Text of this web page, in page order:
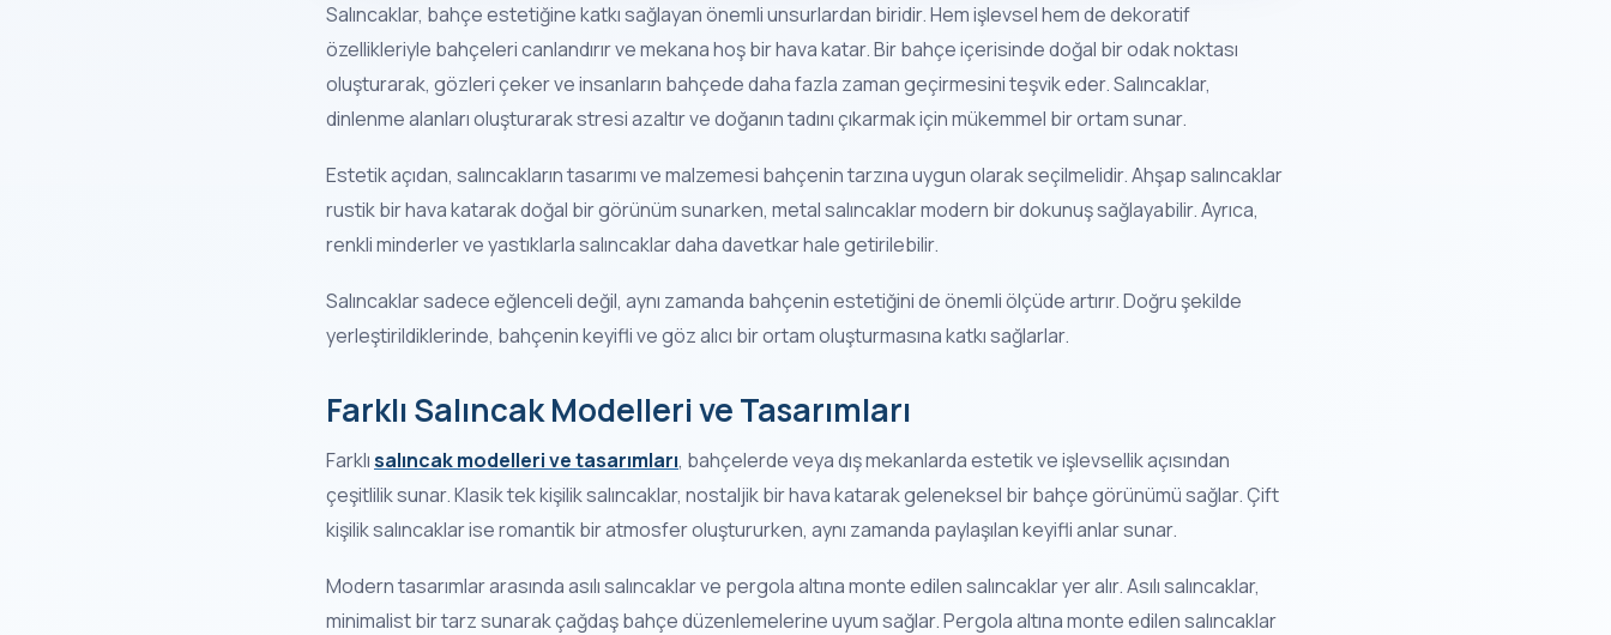
Salıncaklar, bahçe estetiğine katkı sağlayan önemli unsurlardan biridir. Hem işlevsel hem de dekoratif
özellikleriyle bahçeleri canlandırır ve mekana hoş bir hava katar. Bir bahçe içerisinde doğal bir odak noktası
oluşturarak, gözleri çeker ve insanların bahçede daha fazla zaman geçirmesini teşvik eder. Salıncaklar,
dinlenme alanları oluşturarak stresi azaltır ve doğanın tadını çıkarmak için mükemmel bir ortam sunar.
Estetik açıdan, salıncakların tasarımı ve malzemesi bahçenin tarzına uygun olarak seçilmelidir. Ahşap salıncaklar
rustik bir hava katarak doğal bir görünüm sunarken, metal salıncaklar modern bir dokunuş sağlayabilir. Ayrıca,
renkli minderler ve yastıklarla salıncaklar daha davetkar hale getirilebilir.
Salıncaklar sadece eğlenceli değil, aynı zamanda bahçenin estetiğini de önemli ölçüde artırır. Doğru şekilde
yerleştirildiklerinde, bahçenin keyifli ve göz alıcı bir ortam oluşturmasına katkı sağlarlar.
Farklı Salıncak Modelleri ve Tasarımları
Farklısalıncak modelleri ve tasarımları, bahçelerde veya dış mekanlarda estetik ve işlevsellik açısından
çeşitlilik sunar. Klasik tek kişilik salıncaklar, nostaljik bir hava katarak geleneksel bir bahçe görünümü sağlar. Çift
kişilik salıncaklar ise romantik bir atmosfer oluştururken, aynı zamanda paylaşılan keyifli anlar sunar.
Modern tasarımlar arasında asılı salıncaklar ve pergola altına monte edilen salıncaklar yer alır. Asılı salıncaklar,
minimalist bir tarz sunarak çağdaş bahçe düzenlemelerine uyum sağlar. Pergola altına monte edilen salıncaklar